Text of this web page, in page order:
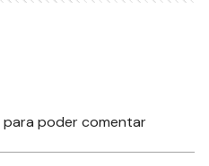
para poder comentar